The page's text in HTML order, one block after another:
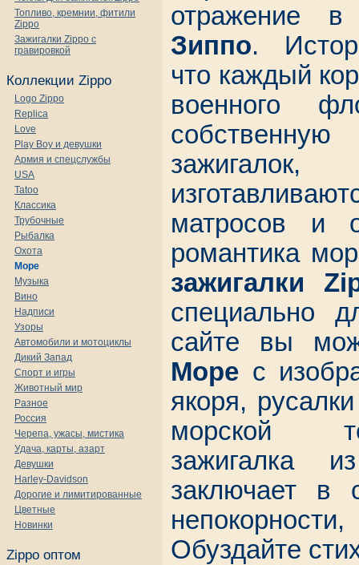
Топливо, кремнии, фитили
Zippo
Зажигалки Zippo с
гравировкой
Коллекции Zippo
Logo Zippo
Replica
Love
Play Boy и девушки
Армия и спецслужбы
USA
Tatoo
Классика
Трубочные
Рыбалка
Охота
Море
Музыка
Вино
Надписи
Узоры
Автомобили и мотоциклы
Дикий Запад
Спорт и игры
Животный мир
Разное
Россия
Черепа, ужасы, мистика
Удача, карты, азарт
Девушки
Harley-Davidson
Дорогие и лимитированные
Цветные
Новинки
Zippo оптом
отражение
Зиппо.
что каждый
военного
матросов и
романтика
зажигалки
специально
сайте вы
Море с
якоря,
морской
зажигалка
заключает в
Обуздайте